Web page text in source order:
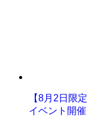
【8月2日限
イベント開催